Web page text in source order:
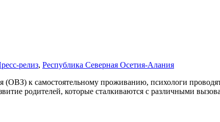
релиз, Республика Северная Осетия-Алания
к самостоятельному проживанию, психологи
родителей, которые сталкиваются с различными